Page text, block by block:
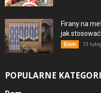
Firany na
jak stosować
Dom 13
POPULARNE